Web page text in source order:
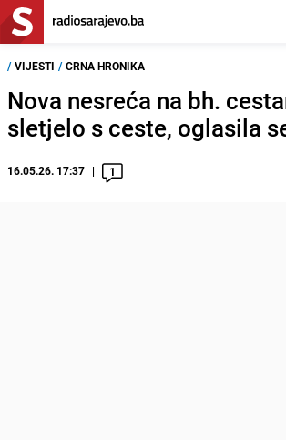
/ VIJESTI / CRNA HRONIKA
Nova nesreća na bh.
sletjelo s ceste, oglasila
16.05.26. 17:37 1